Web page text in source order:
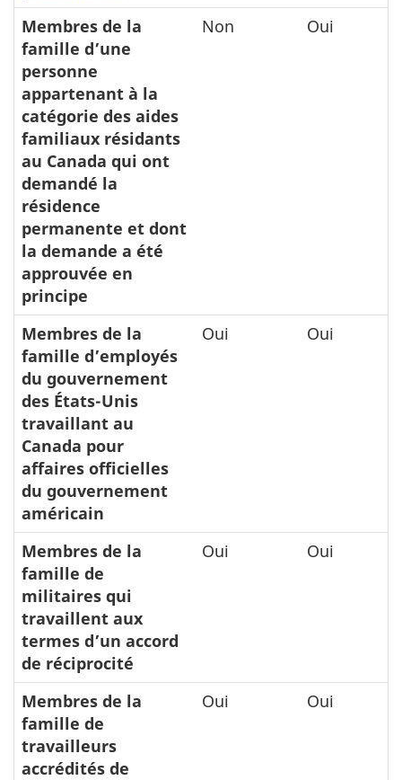
Membres de la
famille d’une
personne
appartenant à la
catégorie des aides
familiaux résidants
au Canada qui ont
demandé la
résidence
permanente et dont
la demande a été
approuvée en
principe
Non Oui
Membres de la
famille d’employés
du gouvernement
des États-Unis
travaillant au
Canada pour
affaires officielles
du gouvernement
américain
Oui Oui
Membres de la
famille de
militaires qui
travaillent aux
termes d’un accord
de réciprocité
Oui Oui
Membres de la
famille de
travailleurs
accrédités de
Oui Oui